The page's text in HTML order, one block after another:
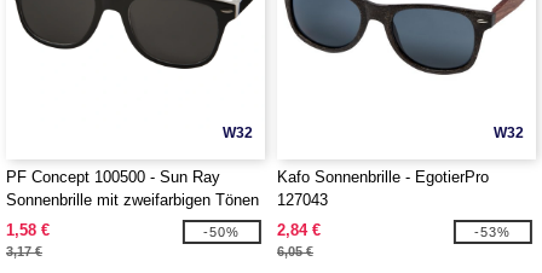
W32
PF Concept 100500 - Sun Ray
Sonnenbrille mit zweifarbigen Tönen
1,58 €
3,17 €
-50%
W32
Kafo Sonnenbrille - EgotierPro
127043
2,84 €
6,05 €
-53%